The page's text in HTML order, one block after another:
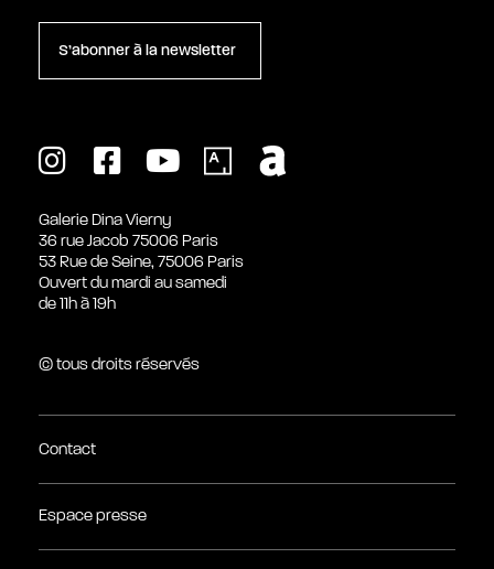
S’abonner à la newsletter
Galerie Dina Vierny
36 rue Jacob 75006 Paris
53 Rue de Seine, 75006 Paris
Ouvert du mardi au samedi
de 11h à 19h
© tous droits réservés
Contact
Espace presse